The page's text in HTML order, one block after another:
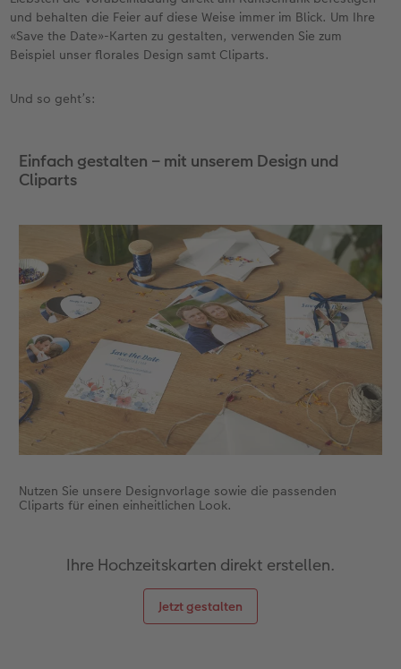
Kundengeschichten
Mehrteiler
Foto-Leckerlidose
und behalten die Feier auf diese Weise immer im Blick. Um Ihre
«Save the Date»-Karten zu gestalten, verwenden Sie zum
Beispiel unser florales Design samt Cliparts.
Und so geht’s:
Einfach gestalten – mit unserem Design und
Cliparts
Nutzen Sie unsere Designvorlage sowie die passenden
Cliparts für einen einheitlichen Look.
Ihre Hochzeitskarten direkt erstellen.
Jetzt gestalten